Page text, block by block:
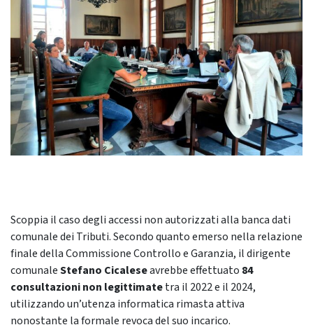
Scoppia il caso degli accessi non autorizzati alla banca dati
comunale dei Tributi. Secondo quanto emerso nella relazione
finale della Commissione Controllo e Garanzia, il dirigente
comunaleStefano Cicaleseavrebbe effettuato 84
consultazioni non legittimatetra il 2022 e il 2024,
utilizzando un’utenza informatica rimasta attiva
nonostante la formale revoca del suo incarico.